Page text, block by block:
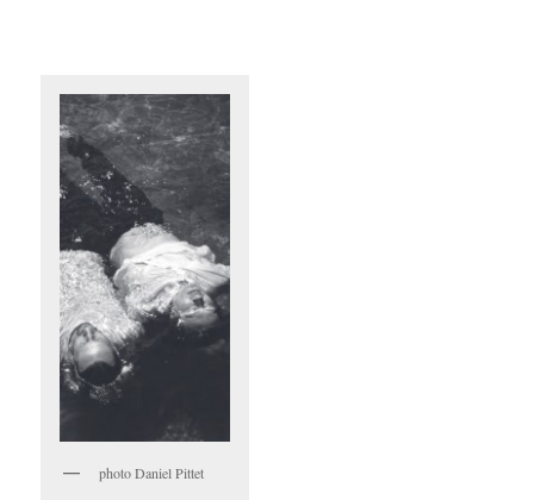
photo Daniel Pittet